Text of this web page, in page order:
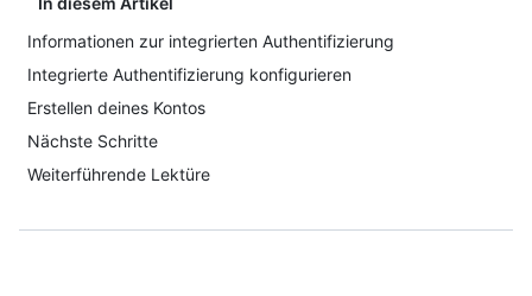
Informationen zur integrierten Authentifizierung
Integrierte Authentifizierung konfigurieren
Erstellen deines Kontos
Nächste Schritte
Weiterführende Lektüre